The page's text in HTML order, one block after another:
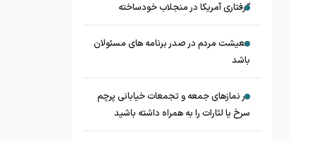
گرفتاری آمریکا در منجلاب خودساخته
معیشت مردم در صدر برنامه های مسئولان
باشد
در نماز‌های جمعه و تجمعات خیابانی پرچم
سرخ یا لثارات را به همراه داشته باشید